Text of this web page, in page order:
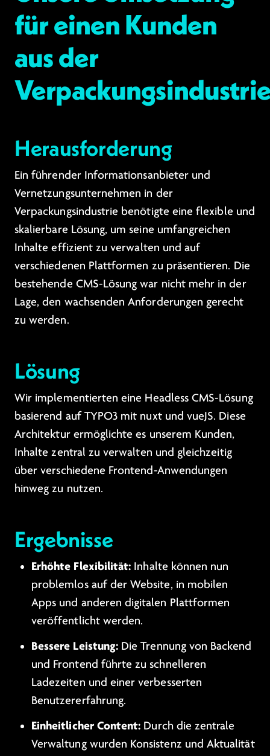
für einen Kunden
aus der
Herausforderung
Ein führender Informationsanbieter und
Vernetzungsunternehmen in der
Verpackungsindustrie benötigte eine flexible und
skalierbare Lösung, um seine umfangreichen
Inhalte effizient zu verwalten und auf
verschiedenen Plattformen zu präsentieren. Die
bestehende CMS-Lösung war nicht mehr in der
Lage, den wachsenden Anforderungen gerecht
zu werden.
Lösung
Wir implementierten eine Headless CMS-Lösung
basierend auf TYPO3 mit nuxt und vueJS. Diese
Architektur ermöglichte es unserem Kunden,
Inhalte zentral zu verwalten und gleichzeitig
über verschiedene Frontend-Anwendungen
hinweg zu nutzen.
Ergebnisse
Erhöhte Flexibilität: Inhalte können nun
problemlos auf der Website, in mobilen
Apps und anderen digitalen Plattformen
veröffentlicht werden.
Bessere Leistung: Die Trennung von Backend
und Frontend führte zu schnelleren
Ladezeiten und einer verbesserten
Benutzererfahrung.
Einheitlicher Content: Durch die zentrale
Verwaltung wurden Konsistenz und Aktualität